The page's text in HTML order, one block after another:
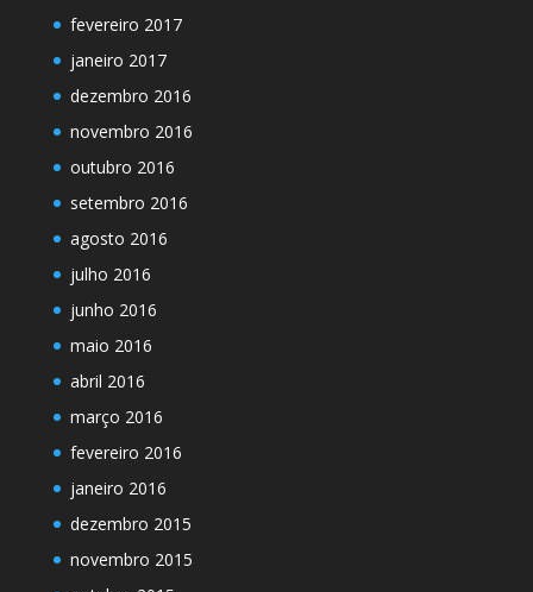
fevereiro 2017
janeiro 2017
dezembro 2016
novembro 2016
outubro 2016
setembro 2016
agosto 2016
julho 2016
junho 2016
maio 2016
abril 2016
março 2016
fevereiro 2016
janeiro 2016
dezembro 2015
novembro 2015